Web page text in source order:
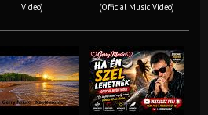
Video)
(Official Music Video)